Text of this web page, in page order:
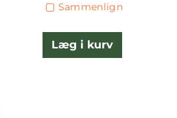
Sammenlign
Læg i kurv